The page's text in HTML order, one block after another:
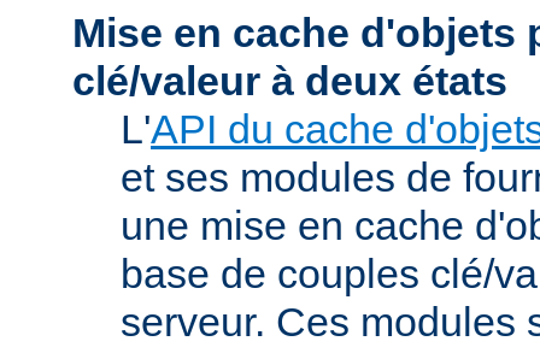
Mise en cache d'objets
clé/valeur à deux états
L'API du cache
et ses modules de
une mise en cache
base de couples clé/
serveur. Ces modules